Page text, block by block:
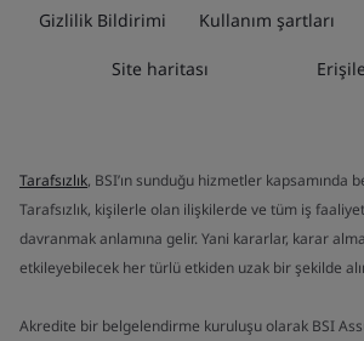
Gizlilik Bildirimi Kullanım şartları
Site haritası
Tarafsızlık, BSI’ın sunduğu hizmetler kapsamında
Tarafsızlık, kişilerle olan ilişkilerde ve tüm iş
davranmak anlamına gelir. Yani kararlar, karar alma
etkileyebilecek her türlü etkiden uzak bir şekilde
Akredite bir belgelendirme kuruluşu olarak BSI